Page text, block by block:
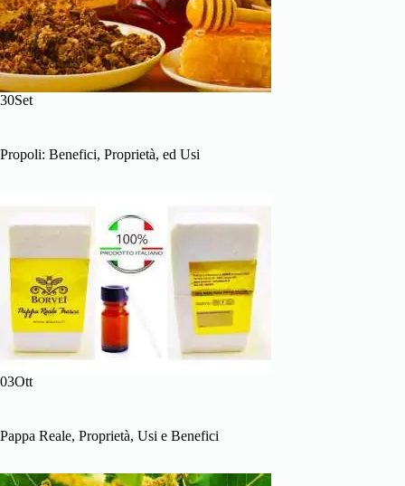
30Set
Propoli: Benefici, Proprietà, ed Usi
03Ott
Pappa Reale, Proprietà, Usi e Benefici